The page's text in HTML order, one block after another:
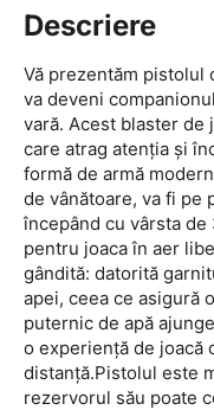
Descriere
Vă prezentăm pistolul
va deveni
vară. Acest blaster
care atrag atenția și
formă de armă
de vânătoare, va fi pe
începând cu vârsta
pentru joaca în aer
gândită: datorită
apei, ceea ce asigură
puternic de apă
o experiență de joacă
distanță.Pistolul este
rezervorul său poate